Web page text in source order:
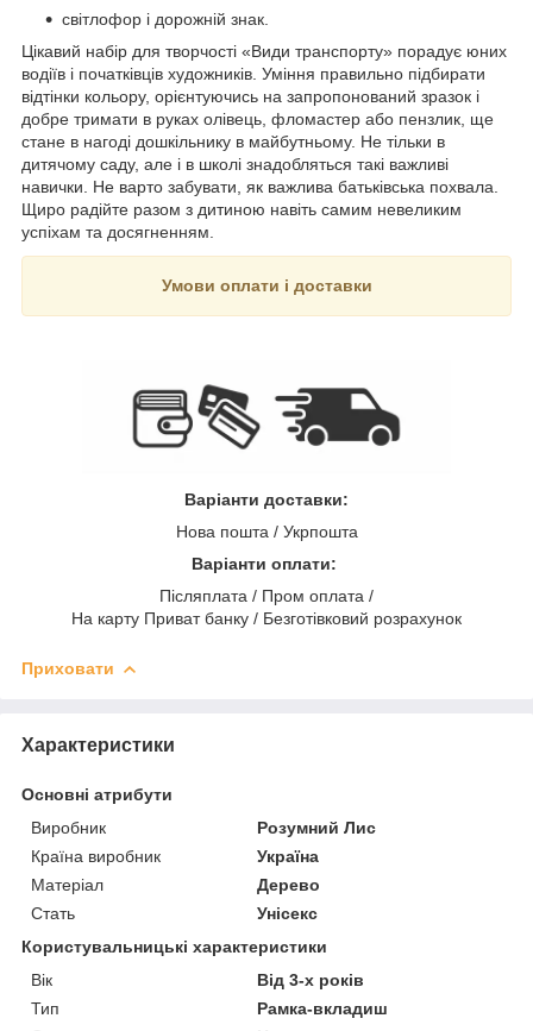
світлофор і дорожній знак.
Цікавий набір для творчості «Види транспорту» порадує юних
водіїв і початківців художників. Уміння правильно підбирати
відтінки кольору, орієнтуючись на запропонований зразок і
добре тримати в руках олівець, фломастер або пензлик, ще
стане в нагоді дошкільнику в майбутньому. Не тільки в
дитячому саду, але і в школі знадобляться такі важливі
навички. Не варто забувати, як важлива батьківська похвала.
Щиро радійте разом з дитиною навіть самим невеликим
успіхам та досягненням.
Умови оплати і доставки
Варіанти доставки:
Нова пошта / Укрпошта
Варіанти оплати:
Післяплата / Пром оплата /
На карту Приват банку / Безготівковий розрахунок
Приховати
Характеристики
Основні атрибути
Виробник
Розумний Лис
Країна виробник
Україна
Матеріал
Дерево
Стать
Унісекс
Користувальницькі характеристики
Вік
Від 3-х років
Тип
Рамка-вкладиш